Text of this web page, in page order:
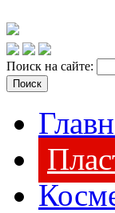
Поиск на сайте: